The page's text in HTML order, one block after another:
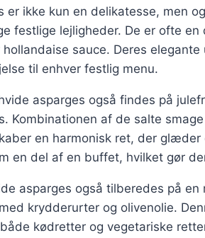
er ikke kun en delikatesse, men
festlige lejligheder. De er ofte
sauce. Deres
til enhver festlig menu.
asparges også findes på
Kombinationen af de salte
en harmonisk ret, der
en del af en buffet, hvilket gør
asparges også tilberedes på
krydderurter og olivenolie.
kødretter og vegetariske